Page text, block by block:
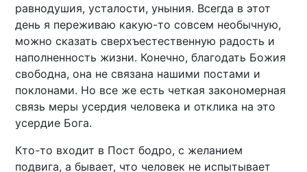
равнодушия, усталости, уныния. Всегда в этот
день я переживаю какую-то совсем необычную,
можно сказать сверхъестественную радость и
наполненность жизни. Конечно, благодать Божия
свободна, она не связана нашими постами и
поклонами. Но все же есть четкая закономерная
связь меры усердия человека и отклика на это
усердие Бога.
Кто-то входит в Пост бодро, с желанием
подвига, а бывает, что человек не испытывает